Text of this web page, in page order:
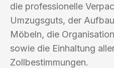
die professionelle
Umzugsguts, der
Möbeln, die
sowie die Einhaltung
Zollbestimmungen.